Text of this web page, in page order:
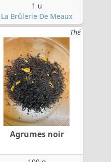
1 u
La Brûlerie De Meaux
Thé
Agrumes noir